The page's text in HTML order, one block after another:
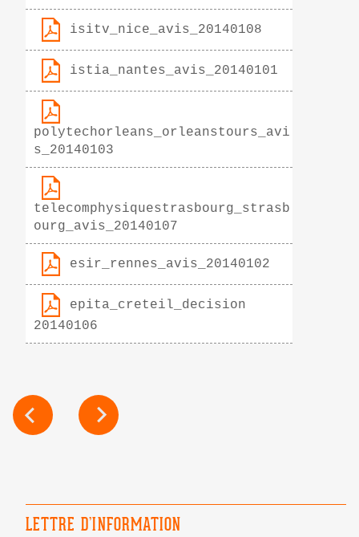
isitv_nice_avis_20140108
istia_nantes_avis_20140101
polytechorleans_orleanstours_avi
s_20140103
telecomphysiquestrasbourg_strasb
ourg_avis_20140107
esir_rennes_avis_20140102
epita_creteil_decision
20140106
POST
NAVIGATION
LETTRE D’INFORMATION